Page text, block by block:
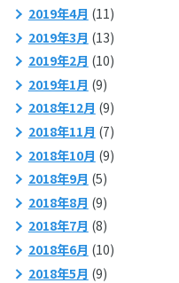
2019年4月 (11)
2019年3月 (13)
2019年2月 (10)
2019年1月 (9)
2018年12月 (9)
2018年11月 (7)
2018年10月 (9)
2018年9月 (5)
2018年8月 (9)
2018年7月 (8)
2018年6月 (10)
2018年5月 (9)